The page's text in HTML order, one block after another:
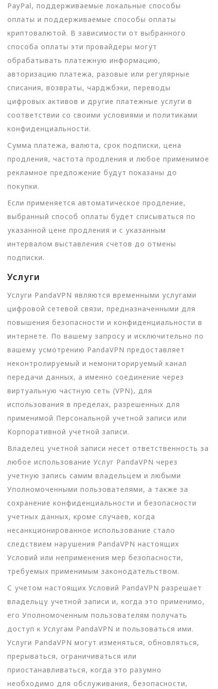
PayPal, поддерживаемые локальные способы
оплаты и поддерживаемые способы оплаты
криптовалютой. В зависимости от выбранного
способа оплаты эти провайдеры могут
обрабатывать платежную информацию,
авторизацию платежа, разовые или регулярные
списания, возвраты, чарджбэки, переводы
цифровых активов и другие платежные услуги в
соответствии со своими условиями и политиками
конфиденциальности.
Сумма платежа, валюта, срок подписки, цена
продления, частота продления и любое применимое
рекламное предложение будут показаны до
покупки.
Если применяется автоматическое продление,
выбранный способ оплаты будет списываться по
указанной цене продления и с указанным
интервалом выставления счетов до отмены
подписки.
Услуги
Услуги PandaVPN являются временными услугами
цифровой сетевой связи, предназначенными для
повышения безопасности и конфиденциальности в
интернете. По вашему запросу и исключительно по
вашему усмотрению PandaVPN предоставляет
неконтролируемый и немониторируемый канал
передачи данных, а именно соединение через
виртуальную частную сеть (VPN), для
использования в пределах, разрешенных для
применимой Персональной учетной записи или
Корпоративной учетной записи.
Владелец учетной записи несет ответственность за
любое использование Услуг PandaVPN через
учетную запись самим владельцем и любыми
Уполномоченными пользователями, а также за
сохранение конфиденциальности и безопасности
учетных данных, кроме случаев, когда
несанкционированное использование стало
следствием нарушения PandaVPN настоящих
Условий или неприменения мер безопасности,
требуемых применимым законодательством.
С учетом настоящих Условий PandaVPN разрешает
владельцу учетной записи и, когда это применимо,
его Уполномоченным пользователям получать
доступ к Услугам PandaVPN и пользоваться ими.
Услуги PandaVPN могут изменяться, обновляться,
прерываться, ограничиваться или
приостанавливаться, когда это разумно
необходимо для обслуживания, безопасности,